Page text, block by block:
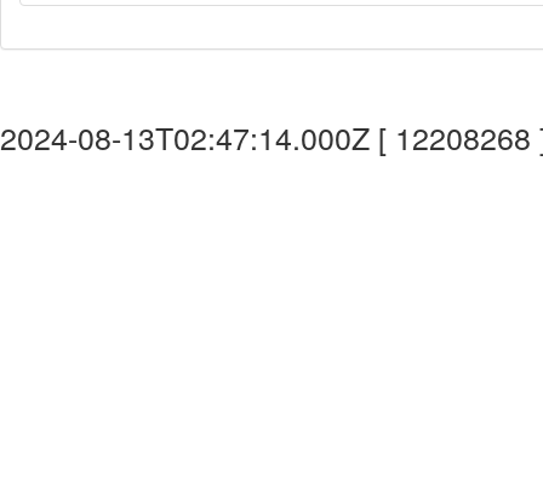
2024-08-13T02:47:14.000Z [ 12208268